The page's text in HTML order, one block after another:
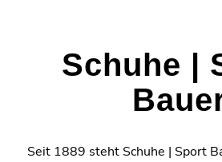
Schuhe |
Seit 1889 steht Schuhe | Sport